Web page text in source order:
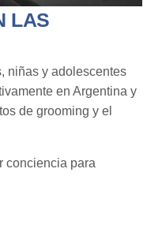
LAS
niñas y adolescentes
en Argentina y
de grooming y el
conciencia para